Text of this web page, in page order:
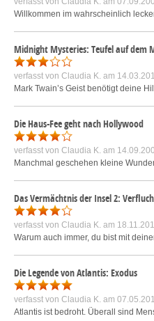
Willkommen im wahrscheinlich
Midnight Mysteries: Teufel auf dem
verfasst von Claudia K. am
Mark Twain’s Geist benötigt deine
Die Haus-Fee geht nach Hollywood
verfasst von Claudia K. am
Manchmal geschehen kleine
Das Vermächtnis der Insel 2:
verfasst von Claudia K. am
Warum auch immer, du bist mit
Die Legende von Atlantis: Exodus
verfasst von Claudia K. am
Atlantis ist bedroht. Überall sind